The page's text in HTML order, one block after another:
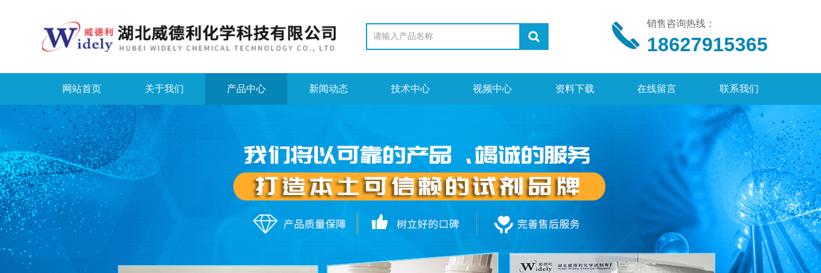
销售咨询热线：
18627915365
网站首页 关于我们 产品中心 新闻动态 技术中心 视频中心 资料下载 在线留言 联系我们